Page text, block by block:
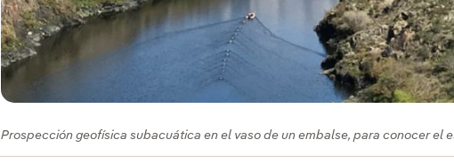
Prospección geofísica subacuática en el vaso de un embalse, para conocer el